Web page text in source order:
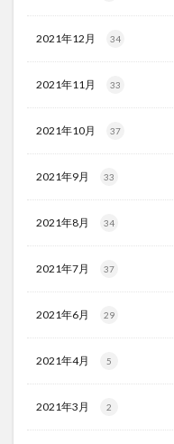
2021年12月 34
2021年11月 33
2021年10月 37
2021年9月 33
2021年8月 34
2021年7月 37
2021年6月 29
2021年4月 5
2021年3月 2